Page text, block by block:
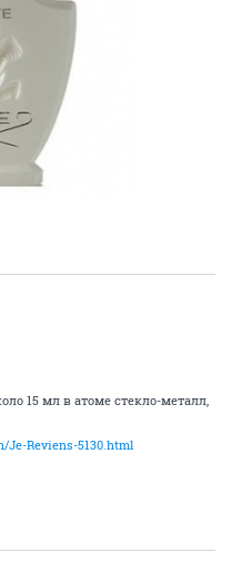
15 мл в атоме стекло-металл,
Reviens-5130.html